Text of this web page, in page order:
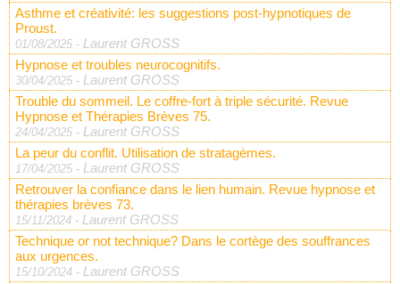
Asthme et créativité: les suggestions post-hypnotiques de
Proust.
01/08/2025 - Laurent GROSS
Hypnose et troubles neurocognitifs.
30/04/2025 - Laurent GROSS
Trouble du sommeil. Le coffre-fort à triple sécurité. Revue
Hypnose et Thérapies Brèves 75.
24/04/2025 - Laurent GROSS
La peur du conflit. Utilisation de stratagèmes.
17/04/2025 - Laurent GROSS
Retrouver la confiance dans le lien humain. Revue hypnose et
thérapies brèves 73.
15/11/2024 - Laurent GROSS
Technique or not technique? Dans le cortège des souffrances
aux urgences.
15/10/2024 - Laurent GROSS